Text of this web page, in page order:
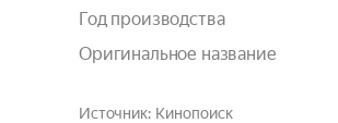
Год производства
Оригинальное название
Источник Кинопоиск